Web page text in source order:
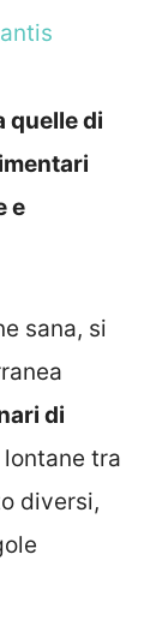
quelle di
e
sana, si
di
tra
diversi,